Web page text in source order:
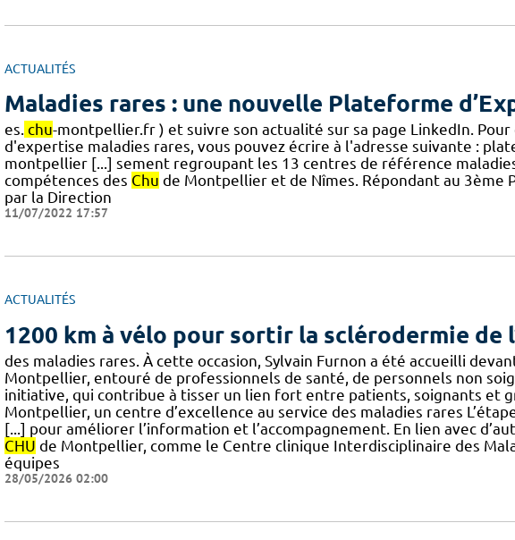
ACTUALITÉS
Maladies rares : une nouvelle Plateforme
es. chu-montpellier.fr ) et suivre son actualité sur sa page LinkedIn.
d'expertise maladies rares, vous pouvez écrire à l'adresse suivante :
montpellier [...] sement regroupant les 13 centres de référence
compétences des Chu de Montpellier et de Nîmes. Répondant au 3ème
par la Direction
11/07/2022 17:57
ACTUALITÉS
1200 km à vélo pour sortir la sclérodermie de
des maladies rares. À cette occasion, Sylvain Furnon a été accueilli
Montpellier, entouré de professionnels de santé, de personnels non
initiative, qui contribue à tisser un lien fort entre patients, soignants et
Montpellier, un centre d’excellence au service des maladies rares
[...] pour améliorer l’information et l’accompagnement. En lien avec
CHU de Montpellier, comme le Centre clinique Interdisciplinaire des
équipes
28/05/2026 02:00